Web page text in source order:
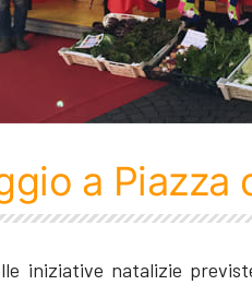
a Piazza
iniziative natalizie